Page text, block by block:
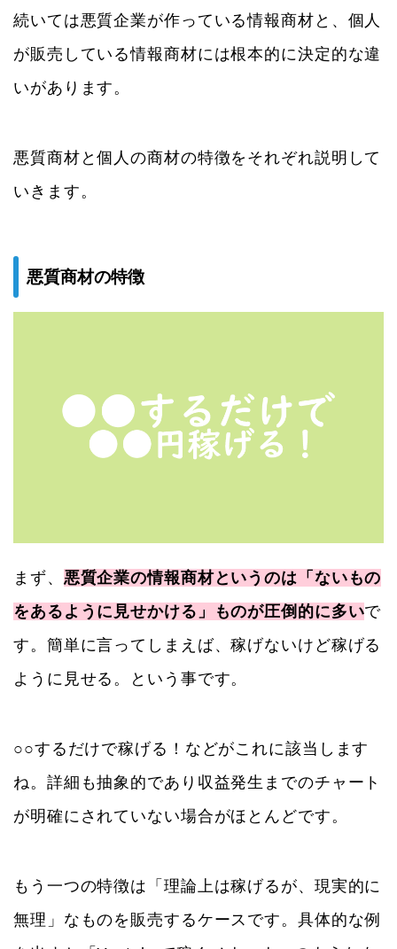
続いては悪質企業が作っている情報商材と、個人
が販売している情報商材には根本的に決定的な違
いがあります。
悪質商材と個人の商材の特徴をそれぞれ説明して
いきます。
悪質商材の特徴
まず、 悪質企業の情報商材というのは「ないもの
をあるように見せかける」ものが圧倒的に多いで
す。簡単に言ってしまえば、稼げないけど稼げる
ように見せる。という事です。
○○するだけで稼げる！などがこれに該当します
ね。詳細も抽象的であり収益発生までのチャート
が明確にされていない場合がほとんどです。
もう一つの特徴は「理論上は稼げるが、現実的に
無理」なものを販売するケースです。具体的な例